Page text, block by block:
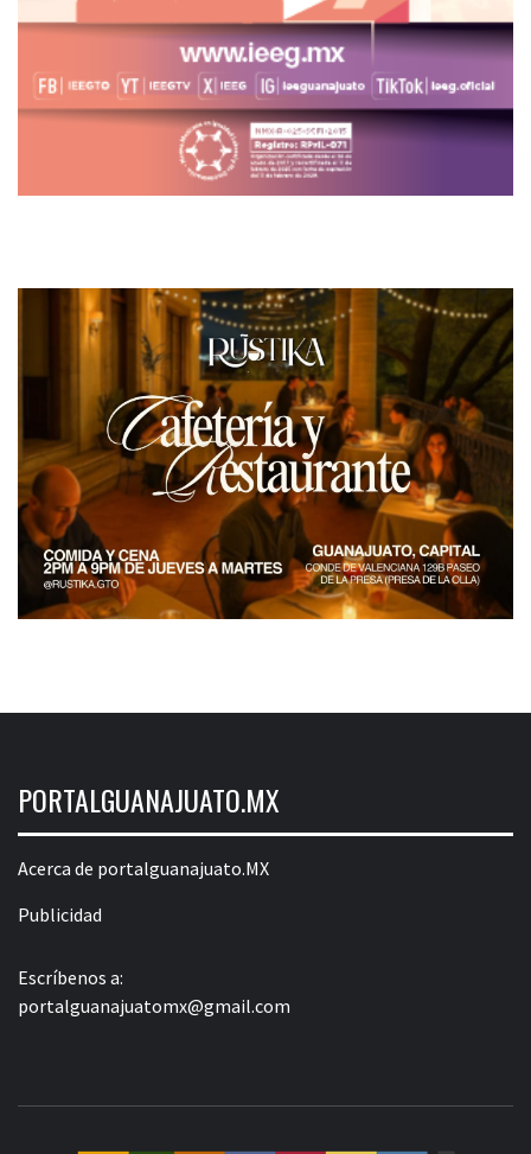
PORTALGUANAJUATO.MX
Acerca de portalguanajuato.MX
Publicidad
Escríbenos a:
portalguanajuatomx@gmail.com